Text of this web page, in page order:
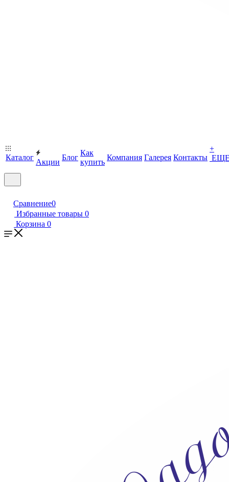
Каталог
Акции
Блог
Как
купить
Компания Галерея Контакты
+
Сравнение0
Избранные товары 0
Корзина 0